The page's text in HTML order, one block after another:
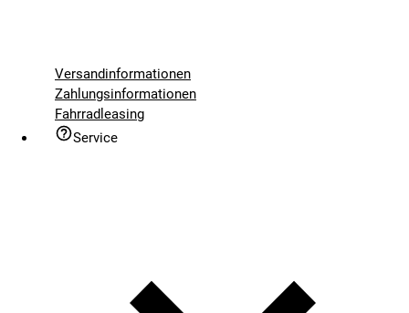
Versandinformationen
Zahlungsinformationen
Fahrradleasing
Service